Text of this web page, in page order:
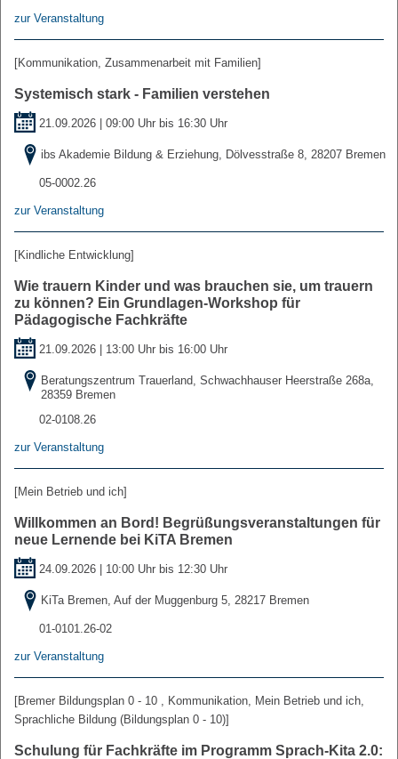
zur Veranstaltung
[Kommunikation, Zusammenarbeit mit Familien]
Systemisch stark - Familien verstehen
21.09.2026 | 09:00 Uhr bis 16:30 Uhr
ibs Akademie Bildung & Erziehung, Dölvesstraße 8, 28207 Bremen
05-0002.26
zur Veranstaltung
[Kindliche Entwicklung]
Wie trauern Kinder und was brauchen sie, um trauern
zu können? Ein Grundlagen-Workshop für
Pädagogische Fachkräfte
21.09.2026 | 13:00 Uhr bis 16:00 Uhr
Beratungszentrum Trauerland, Schwachhauser Heerstraße 268a,
28359 Bremen
02-0108.26
zur Veranstaltung
[Mein Betrieb und ich]
Willkommen an Bord! Begrüßungsveranstaltungen für
neue Lernende bei KiTA Bremen
24.09.2026 | 10:00 Uhr bis 12:30 Uhr
KiTa Bremen, Auf der Muggenburg 5, 28217 Bremen
01-0101.26-02
zur Veranstaltung
[Bremer Bildungsplan 0 - 10 , Kommunikation, Mein Betrieb und ich,
Sprachliche Bildung (Bildungsplan 0 - 10)]
Schulung für Fachkräfte im Programm Sprach-Kita 2.0: